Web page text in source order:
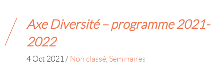
Axe Diversité – programme 2021-
2022
4 Oct 2021/ Non classé, Séminaires